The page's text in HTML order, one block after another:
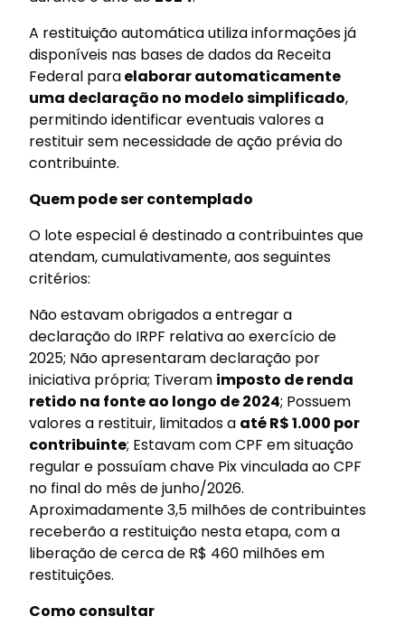
A restituição automática utiliza informações já
disponíveis nas bases de dados da Receita
Federal paraelaborar automaticamente
uma declaração no modelo simplificado,
permitindo identificar eventuais valores a
restituir sem necessidade de ação prévia do
contribuinte.
Quem pode ser contemplado
O lote especial é destinado a contribuintes que
atendam, cumulativamente, aos seguintes
critérios:
Não estavam obrigados a entregar a
declaração do IRPF relativa ao exercício de
2025; Não apresentaram declaração por
iniciativa própria; Tiveram imposto de renda
retido na fonte ao longo de 2024; Possuem
valores a restituir, limitados a até R$ 1.000 por
contribuinte; Estavam com CPF em situação
regular e possuíam chave Pix vinculada ao CPF
no final do mês de junho/2026.
Aproximadamente 3,5 milhões de contribuintes
receberão a restituição nesta etapa, com a
liberação de cerca de R$ 460 milhões em
restituições.
Como consultar